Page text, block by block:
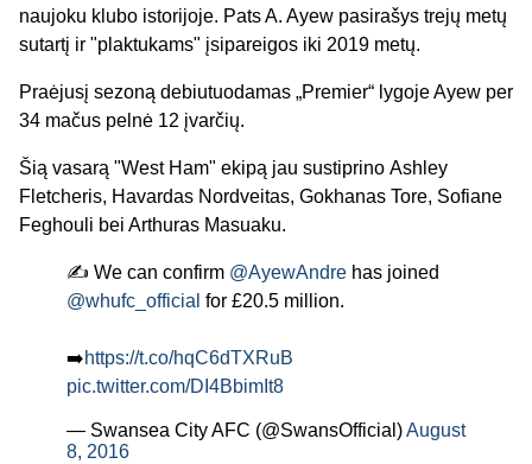
naujoku klubo istorijoje. Pats A. Ayew pasirašys trejų metų
sutartį ir "plaktukams" įsipareigos iki 2019 metų.
Praėjusį sezoną debiutuodamas „Premier“ lygoje Ayew per
34 mačus pelnė 12 įvarčių.
Šią vasarą "West Ham" ekipą jau sustiprino Ashley
Fletcheris, Havardas Nordveitas, Gokhanas Tore, Sofiane
Feghouli bei Arthuras Masuaku.
✍️ We can confirm @AyewAndre has joined
@whufc_official for £20.5 million.
➡️https://t.co/hqC6dTXRuB
pic.twitter.com/DI4BbimIt8
— Swansea City AFC (@SwansOfficial)August
8, 2016